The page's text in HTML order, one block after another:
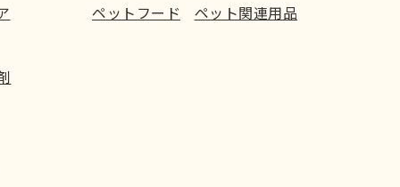
ペットフード ペット関連用品